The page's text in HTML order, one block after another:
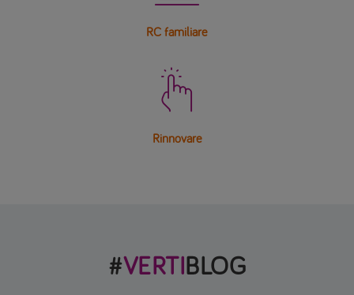
RC familiare

Rinnovare
#VERTIBLOG